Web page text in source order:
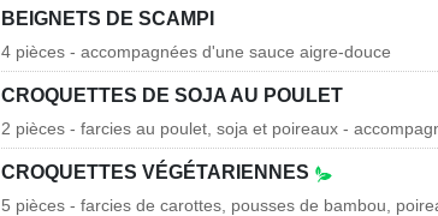
BEIGNETS DE SCAMPI
4 pièces - accompagnées d'une sauce aigre-douce
CROQUETTES DE SOJA AU POULET
2 pièces - farcies au poulet, soja et poireaux -
CROQUETTES VÉGÉTARIENNES
5 pièces - farcies de carottes, pousses de bambou,